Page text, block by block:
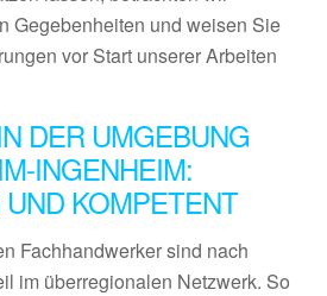
Gegebenheiten und weisen Sie
vor Start unserer Arbeiten
DER UMGEBUNG
INGENHEIM:
KOMPETENT
Fachhandwerker sind nach
im überregionalen Netzwerk. So